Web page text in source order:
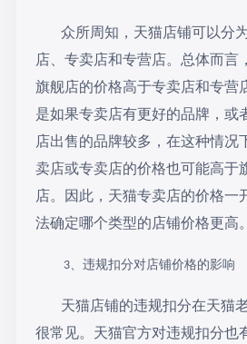
众所周知，天猫店铺可以分
店、专卖店和专营店。总体而言
旗舰店的价格高于专卖店和专营
是如果专卖店有更好的品牌，或
店出售的品牌较多，在这种情况
卖店或专卖店的价格也可能高于
店。因此，天猫专卖店的价格一
法确定哪个类型的店铺价格更高。
3、违规扣分对店铺价格的影响
天猫店铺的违规扣分在天猫
很常见。天猫官方对违规扣分也